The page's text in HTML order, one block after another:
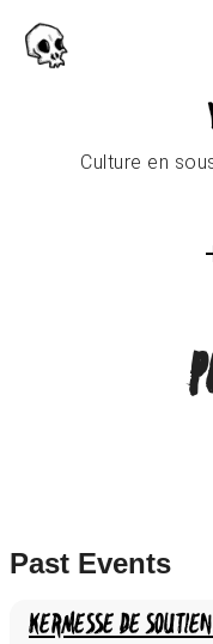
Culture en
Past Events
KERMESSE DE